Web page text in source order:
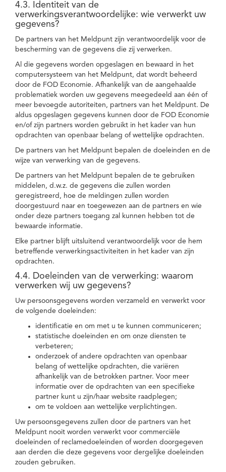
4.3. Identiteit van de
verwerkingsverantwoordelijke: wie verwerkt uw
gegevens?
De partners van het Meldpunt zijn verantwoordelijk voor de
bescherming van de gegevens die zij verwerken.
Al die gegevens worden opgeslagen en bewaard in het
computersysteem van het Meldpunt, dat wordt beheerd
door de FOD Economie. Afhankelijk van de aangehaalde
problematiek worden uw gegevens meegedeeld aan één of
meer bevoegde autoriteiten, partners van het Meldpunt. De
aldus opgeslagen gegevens kunnen door de FOD Economie
en/of zijn partners worden gebruikt in het kader van hun
opdrachten van openbaar belang of wettelijke opdrachten.
De partners van het Meldpunt bepalen de doeleinden en de
wijze van verwerking van de gegevens.
De partners van het Meldpunt bepalen de te gebruiken
middelen, d.w.z. de gegevens die zullen worden
geregistreerd, hoe de meldingen zullen worden
doorgestuurd naar en toegewezen aan de partners en wie
onder deze partners toegang zal kunnen hebben tot de
bewaarde informatie.
Elke partner blijft uitsluitend verantwoordelijk voor de hem
betreffende verwerkingsactiviteiten in het kader van zijn
opdrachten.
4.4. Doeleinden van de verwerking: waarom
verwerken wij uw gegevens?
Uw persoonsgegevens worden verzameld en verwerkt voor
de volgende doeleinden:
identificatie en om met u te kunnen communiceren;
statistische doeleinden en om onze diensten te
verbeteren;
onderzoek of andere opdrachten van openbaar
belang of wettelijke opdrachten, die variëren
afhankelijk van de betrokken partner. Voor meer
informatie over de opdrachten van een specifieke
partner kunt u zijn/haar website raadplegen;
om te voldoen aan wettelijke verplichtingen.
Uw persoonsgegevens zullen door de partners van het
Meldpunt nooit worden verwerkt voor commerciële
doeleinden of reclamedoeleinden of worden doorgegeven
aan derden die deze gegevens voor dergelijke doeleinden
zouden gebruiken.